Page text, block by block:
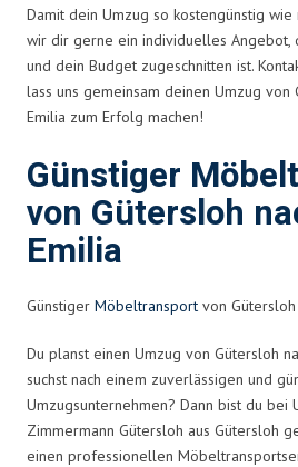
Damit dein Umzug so kostengünstig
wir dir gerne ein individuelles Angebot,
und dein Budget zugeschnitten ist.
lass uns gemeinsam deinen Umzug von
Emilia zum Erfolg machen!
Günstiger
von Gütersloh
Emilia
Günstiger Möbeltransport von
Du planst einen Umzug von Gütersloh
suchst nach einem zuverlässigen und
Umzugsunternehmen? Dann bist du bei
Zimmermann Gütersloh aus Gütersloh
einen professionellen